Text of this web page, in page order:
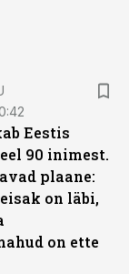
Eestis
90 inimest.
plaane:
on läbi,
on ette